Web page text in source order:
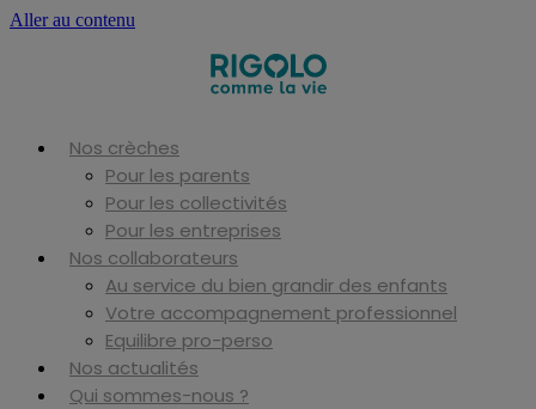
Aller au contenu
Nos crèches
Pour les parents
Pour les collectivités
Pour les entreprises
Nos collaborateurs
Au service du bien grandir des enfants
Votre accompagnement professionnel
Equilibre pro-perso
Nos actualités
Qui sommes-nous ?